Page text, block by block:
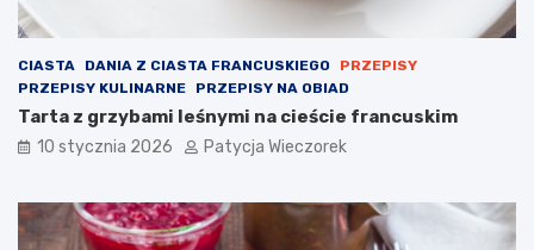
CIASTA DANIA Z CIASTA FRANCUSKIEGO
PRZEPISY
PRZEPISY KULINARNE
PRZEPISY NA OBIAD
Tarta z grzybami leśnymi na cieście francuskim
10 stycznia 2026 Patycja Wieczorek